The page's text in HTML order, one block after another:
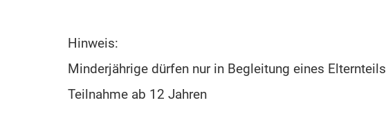
Hinweis:
Minderjährige dürfen nur in Begleitung eines
Teilnahme ab 12 Jahren